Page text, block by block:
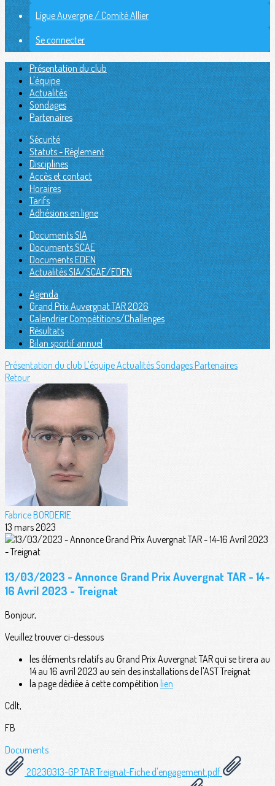
Ligue Auvergne / Comité Allier
Se connecter
Présentation du club
L'équipe
Actualités
Sondages
Partenaires
Sécurité
Statuts - Réglement
Disciplines
Accès et contact
Horaires
Tarifs
Adhésions en ligne
Documents SIA
Documents SCAE
Documents EDEN
Actualités SIA/SCAE/EDEN
Agenda
Grand Prix Auvergnat TAR 2026
Calendrier Compétitions/Challenges
Résultats
Bilan sportif annuel
Présentation du club L'équipeActualitésSondagesPartenaires
Retour
Fabrice BORDERIE
13 mars 2023
13/03/2023 - Annonce Grand Prix Auvergnat TAR - 14-
16 Avril 2023 - Treignat
Bonjour,
Veuillez trouver ci-dessous
les éléments relatifs au Grand Prix Auvergnat TAR qui se tirera au
14 au 16 avril 2023 au sein des installations de l'AST Treignat
la page dédiée à cette compétition lien
Cdlt,
FB
Documents
20230313-GP TAR Treignat-Fiche d'engagement.pdf